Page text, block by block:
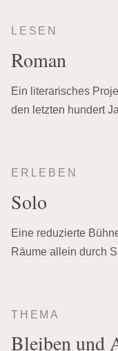
LESEN
Roman
Ein literarisches
den letzten hundert
ERLEBEN
Solo
Eine reduzierte
Räume allein durch
THEMA
Bleiben und